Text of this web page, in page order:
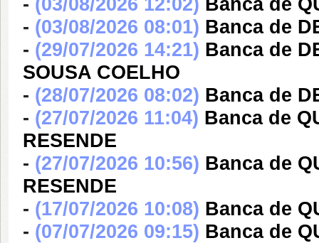
- (03/08/2026 12:02) Banca de
- (03/08/2026 08:01) Banca de
- (29/07/2026 14:21) Banca de
SOUSA COELHO
- (28/07/2026 08:02) Banca de
- (27/07/2026 11:04) Banca de
RESENDE
- (27/07/2026 10:56) Banca de
RESENDE
- (17/07/2026 10:08) Banca de
- (07/07/2026 09:15) Banca de